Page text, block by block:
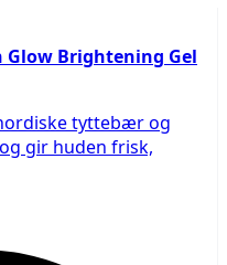
Glow Brightening Gel
tyttebær og
gir huden frisk,